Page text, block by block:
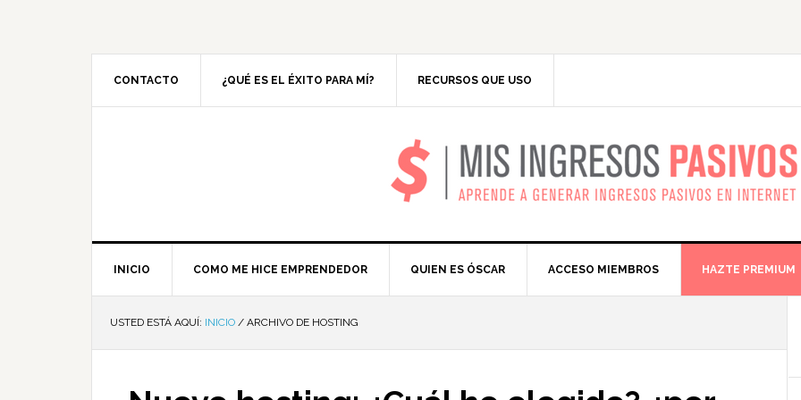
CONTACTO ¿QUÉ ES EL ÉXITO PARA MÍ? RECURSOS QUE USO
MIS INGRESOS
INICIO COMO ME HICE EMPRENDEDOR QUIEN ES ÓSCAR ACCESO MIEMBROS HAZTE PREMIUM
USTED ESTÁ AQUÍ: INICIO / ARCHIVO DE HOSTING